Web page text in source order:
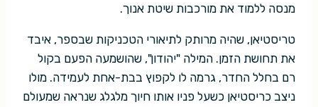
מנסה ללמוד את מורכבות שיטת אנוך.
טריסטיאן, שהיה מרותק לתיאורי הטכניקות שבספר, איבד
את תחושת הזמן. המילה "יהודון", שהושמעה הפעם בקול
רם בחלל החדר, גרמה לו לקפוץ בבת-אחת לעמידה. מולו
ניצב כריסטיאן כשעל פניו אותו חיוך מלגלג שנראה שמעולם